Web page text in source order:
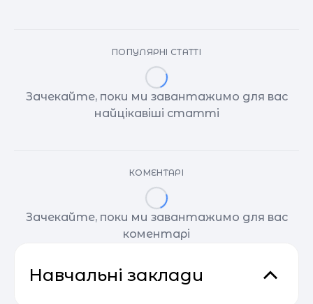
ПОПУЛЯРНІ СТАТТІ
Зачекайте, поки ми завантажимо для вас
найцікавіші статті
КОМЕНТАРІ
Зачекайте, поки ми завантажимо для вас
коментарі
Навчальні заклади